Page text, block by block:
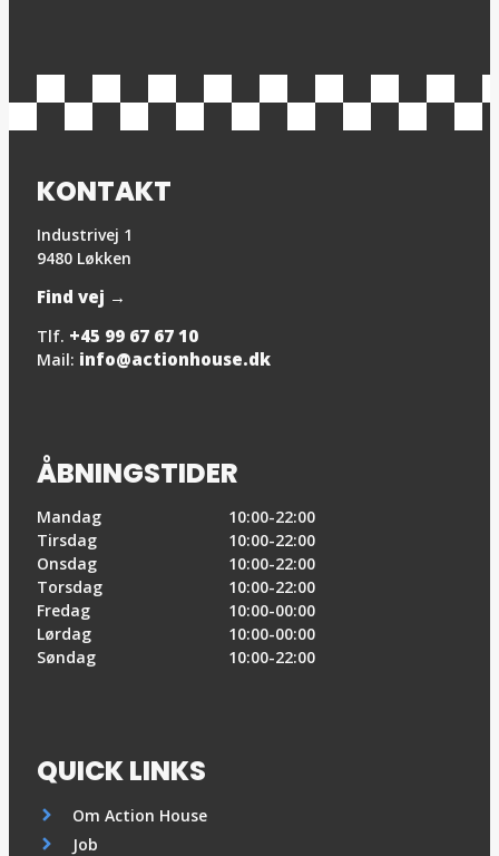
KONTAKT
Industrivej 1
9480 Løkken
Find vej →
Tlf. +45 99 67 67 10
Mail: info@actionhouse.dk
ÅBNINGSTIDER
Mandag
Tirsdag
Onsdag
Torsdag
Fredag
Lørdag
Søndag
10:00-22:00
10:00-22:00
10:00-22:00
10:00-22:00
10:00-00:00
10:00-00:00
10:00-22:00
QUICK LINKS
Om Action House
Job